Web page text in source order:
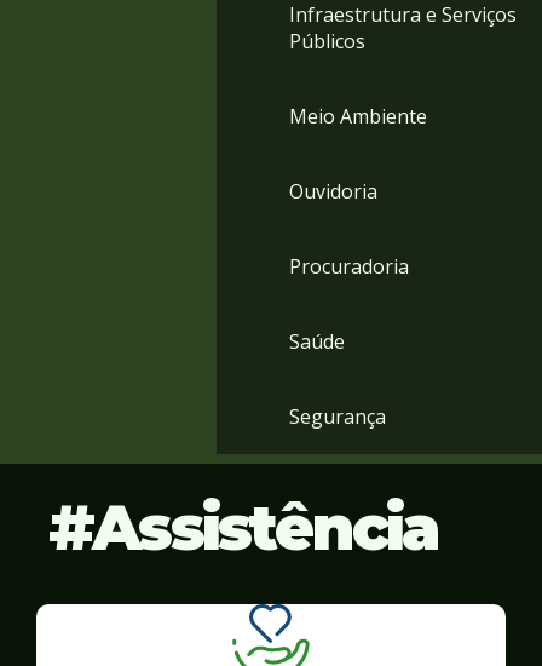
Infraestrutura e Serviços
Públicos
Meio Ambiente
Ouvidoria
Procuradoria
Saúde
Segurança
Assistência